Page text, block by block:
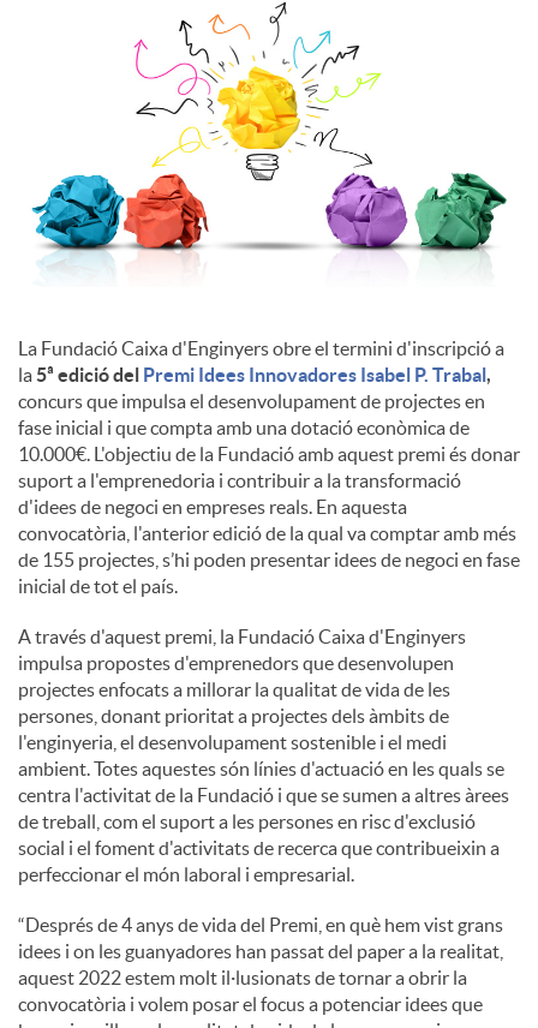
La Fundació Caixa d'Enginyers obre el termini d'inscripció a
la5ª edició del Premi Idees Innovadores Isabel P. Trabal ,
concurs que impulsa el desenvolupament de projectes en
fase inicial i que compta amb una dotació econòmica de
10.000€. L'objectiu de la Fundació amb aquest premi és donar
suport a l'emprenedoria i contribuir a la transformació
d'idees de negoci en empreses reals. En aquesta
convocatòria, l'anterior edició de la qual va comptar amb més
de 155 projectes, s’hi poden presentar idees de negoci en fase
inicial de tot el país.
A través d'aquest premi, la Fundació Caixa d'Enginyers
impulsa propostes d'emprenedors que desenvolupen
projectes enfocats a millorar la qualitat de vida de les
persones, donant prioritat a projectes dels àmbits de
l'enginyeria, el desenvolupament sostenible i el medi
ambient. Totes aquestes són línies d'actuació en les quals se
centra l'activitat de la Fundació i que se sumen a altres àrees
de treball, com el suport a les persones en risc d'exclusió
social i el foment d'activitats de recerca que contribueixin a
perfeccionar el món laboral i empresarial.
“Després de 4 anys de vida del Premi, en què hem vist grans
idees i on les guanyadores han passat del paper a la realitat,
aquest 2022 estem molt il·lusionats de tornar a obrir la
convocatòria i volem posar el focus a potenciar idees que